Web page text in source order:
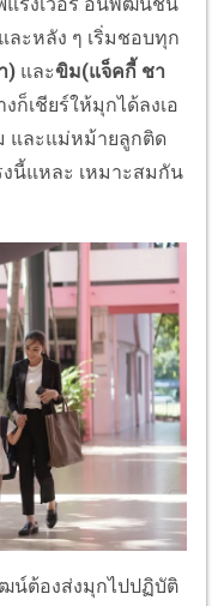
ะหลัง ๆ เริ่มชอบทุก
) และขิม(แจ็คกี้ ชา
ก็เชียร์ให้มุกได้ลงเอ
และแม่หม้ายลูกติด
นี้แหละ เหมาะสมกัน
น์ต้องส่งมุกไปปฏิบัติ